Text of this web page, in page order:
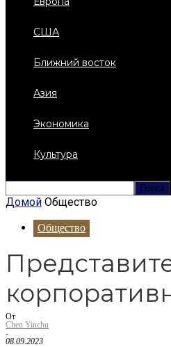
США
Ближний восток
Азия
Экономика
Культура
Домой Общество
Общество
От
Chen Yinchu
-
08.09.2023